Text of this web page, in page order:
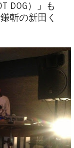
DOG）」も
斬の新田く